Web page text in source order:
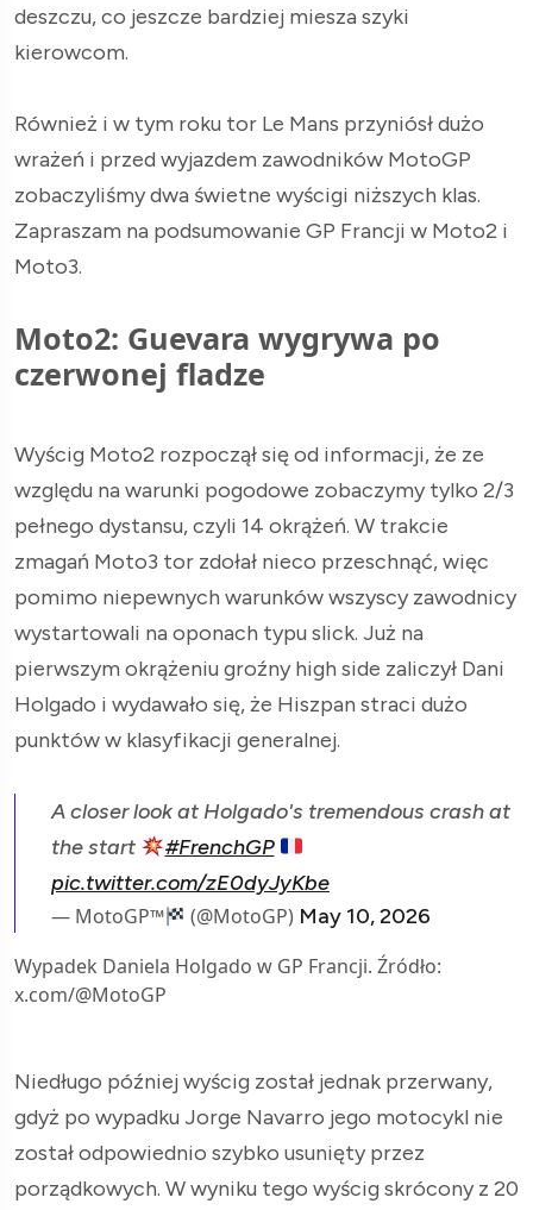
deszczu, co jeszcze bardziej miesza szyki
kierowcom.
Również i w tym roku tor Le Mans przyniósł dużo
wrażeń i przed wyjazdem zawodników MotoGP
zobaczyliśmy dwa świetne wyścigi niższych klas.
Zapraszam na podsumowanie GP Francji w Moto2 i
Moto3.
Moto2: Guevara wygrywa po
czerwonej fladze
Wyścig Moto2 rozpoczął się od informacji, że ze
względu na warunki pogodowe zobaczymy tylko 2/3
pełnego dystansu, czyli 14 okrążeń. W trakcie
zmagań Moto3 tor zdołał nieco przeschnąć, więc
pomimo niepewnych warunków wszyscy zawodnicy
wystartowali na oponach typu slick. Już na
pierwszym okrążeniu groźny high side zaliczył Dani
Holgado i wydawało się, że Hiszpan straci dużo
punktów w klasyfikacji generalnej.
A closer look at Holgado's tremendous crash at
the start
#FrenchGP
pic.twitter.com/zE0dyJyKbe
— MotoGP™
(@MotoGP) May 10, 2026
Wypadek Daniela Holgado w GP Francji. Źródło:
x.com/@MotoGP
Niedługo później wyścig został jednak przerwany,
gdyż po wypadku Jorge Navarro jego motocykl nie
został odpowiednio szybko usunięty przez
porządkowych. W wyniku tego wyścig skrócony z 20